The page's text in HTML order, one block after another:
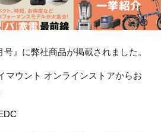
号』に弊社商品が掲載されました。
マウント オンラインストアからお